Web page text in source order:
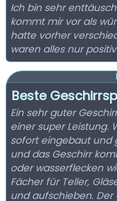
Ich bin sehr
kommt mir vor als
hatte vorher
waren alles nur
Beste
Ein sehr guter
einer super Leistung.
sofort eingebaut und
und das Geschirr
oder wasserflecken
Fächer für Teller,
und aufschieben. Der